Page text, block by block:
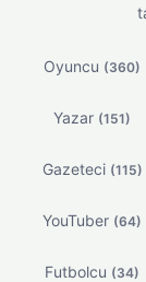
Oyuncu (360)
Yazar (151)
Gazeteci (115)
YouTuber (64)
Futbolcu (34)